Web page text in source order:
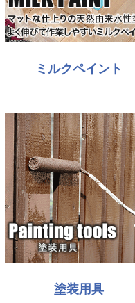
ミルクペイント
塗装用具